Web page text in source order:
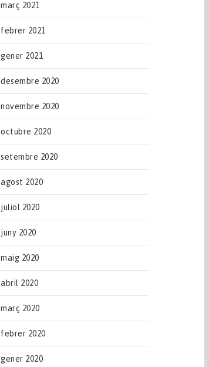
març 2021
febrer 2021
gener 2021
desembre 2020
novembre 2020
octubre 2020
setembre 2020
agost 2020
juliol 2020
juny 2020
maig 2020
abril 2020
març 2020
febrer 2020
gener 2020